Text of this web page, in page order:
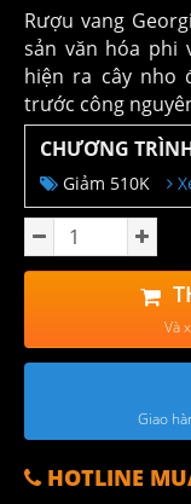
Rượu vang
sản văn hóa phi
hiện ra cây nho
trước công
CHƯƠNG
Giảm 510K
Và
Giao
HOTLINE